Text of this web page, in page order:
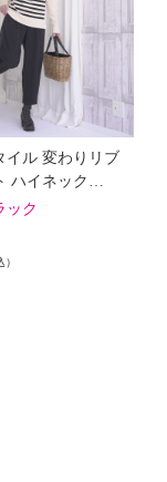
ル 変わりリブ
ハイネック…
ック
）